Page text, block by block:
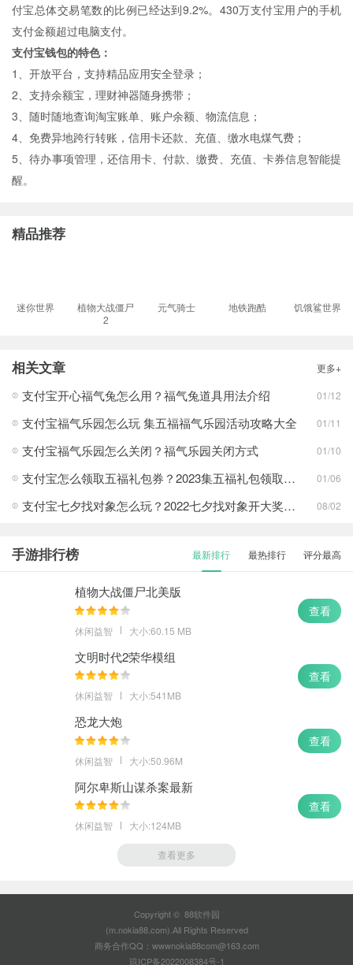
付宝总体交易笔数的比例已经达到9.2%。430万支付宝用户的手机
支付金额超过电脑支付。
支付宝钱包的特色：
1、开放平台，支持精品应用安全登录；
2、支持余额宝，理财神器随身携带；
3、随时随地查询淘宝账单、账户余额、物流信息；
4、免费异地跨行转账，信用卡还款、充值、缴水电煤气费；
5、待办事项管理，还信用卡、付款、缴费、充值、卡券信息智能提
醒。
精品推荐
迷你世界
植物大战僵尸
2
元气骑士 地铁跑酷 饥饿鲨世界
相关文章 更多+
支付宝开心福气兔怎么用？福气兔道具用法介绍 01/12
支付宝福气乐园怎么玩 集五福福气乐园活动攻略大全 01/11
支付宝福气乐园怎么关闭？福气乐园关闭方式 01/10
支付宝怎么领取五福礼包券？2023集五福礼包领取方式介绍 01/06
支付宝七夕找对象怎么玩？2022七夕找对象开大奖活动玩法攻略 08/02
手游排行榜 最新排行 最热排行 评分最高
植物大战僵尸北美版
休闲益智 大小:60.15 MB
查看
文明时代2荣华模组
休闲益智 大小:541MB
查看
恐龙大炮
休闲益智 大小:50.96M
查看
阿尔卑斯山谋杀案最新
休闲益智 大小:124MB
查看
查看更多
Copyright © 88软件园
(m.nokia88.com).All Rights Reserved
商务合作QQ：wwwnokia88com@163.com
琼ICP备2022008384号-1